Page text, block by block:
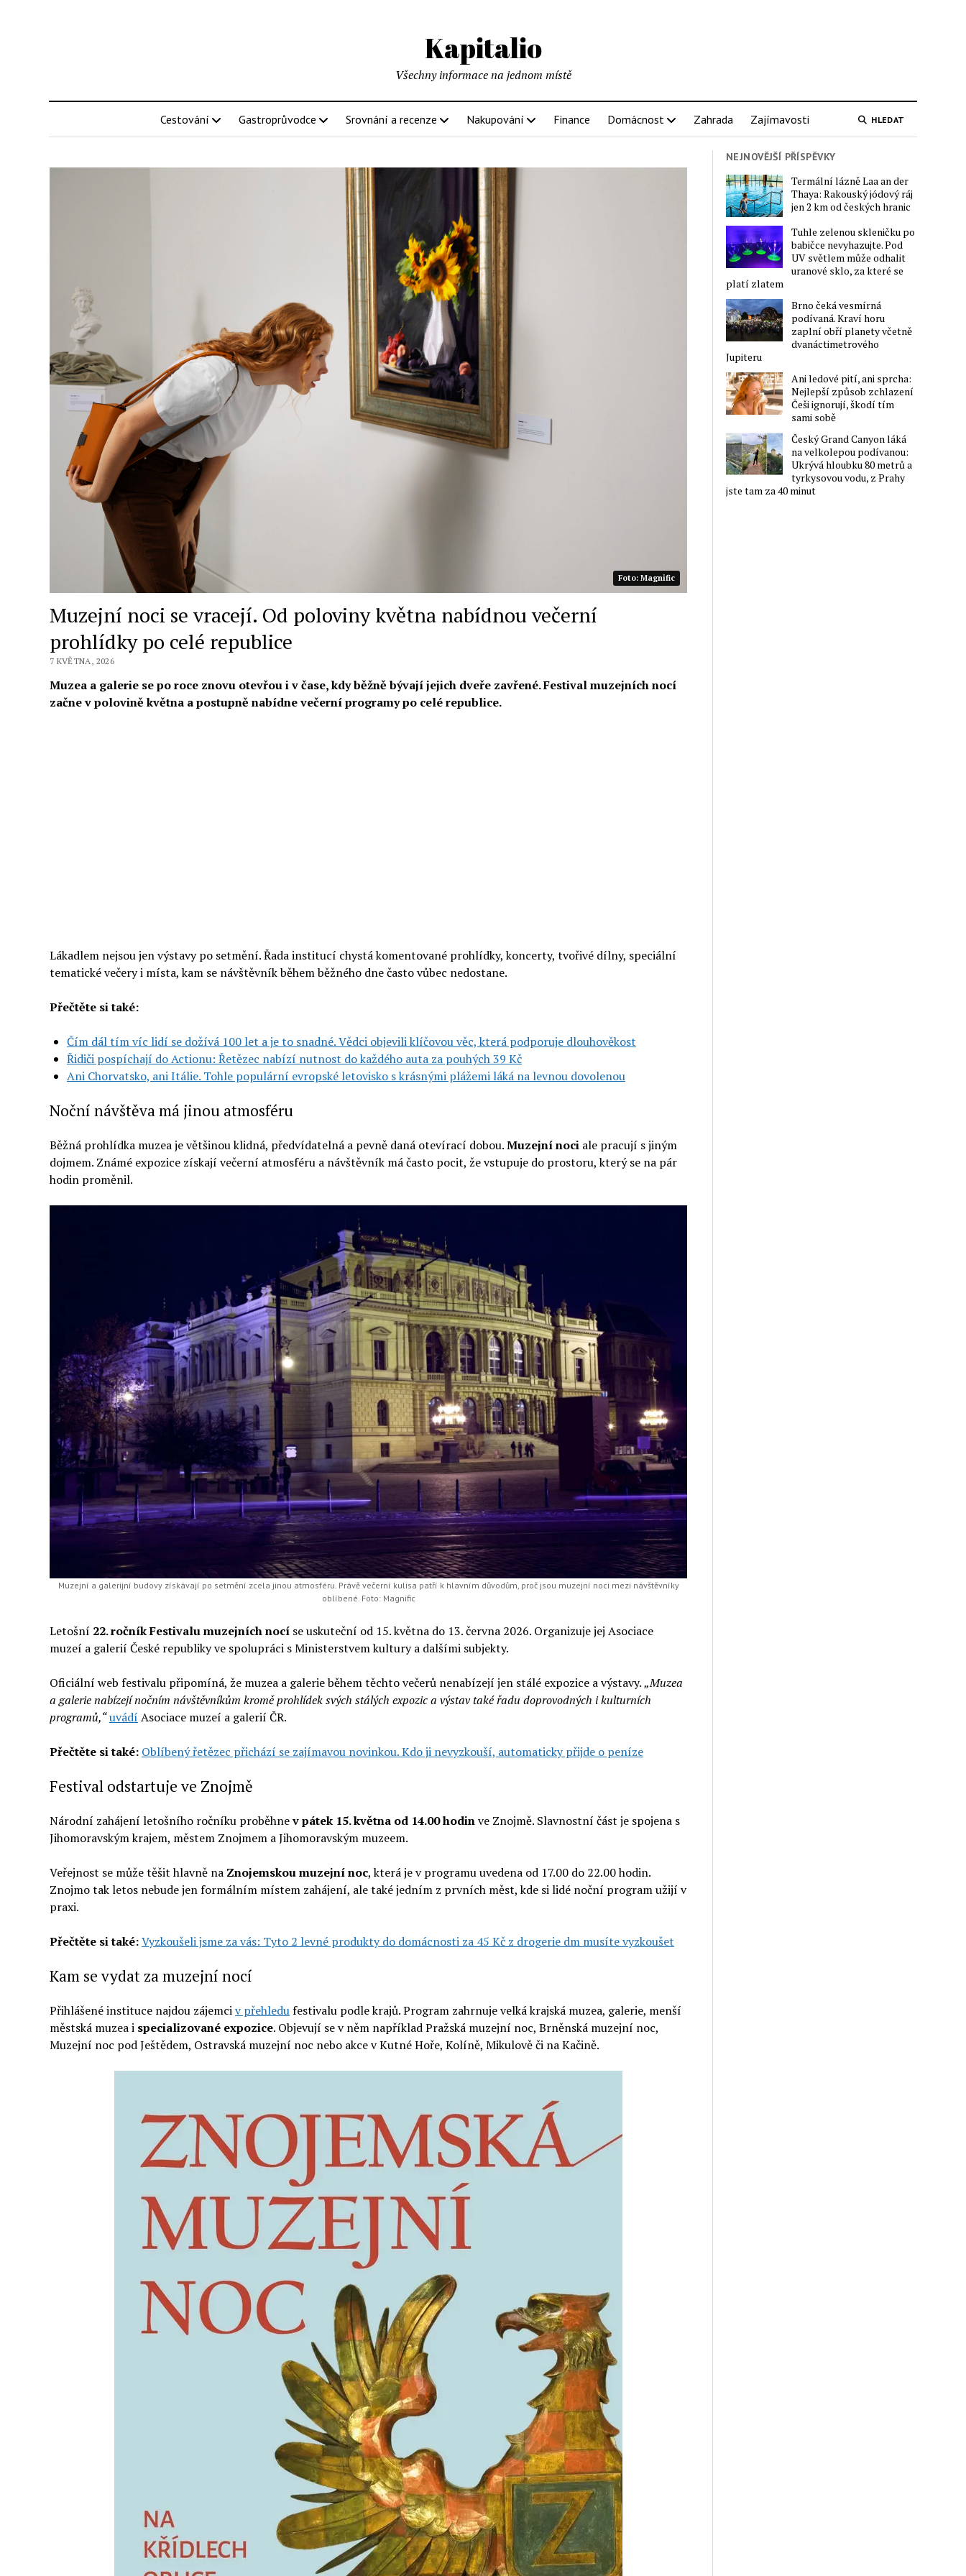
HLEDAT
Kapitalio
Všechny informace na jednom místě
Cestování Gastroprůvodce Srovnání a recenze Nakupování Finance Domácnost Zahrada Zajímavosti
Foto: Magnific
Muzejní noci se vracejí. Od poloviny května nabídnou večerní
prohlídky po celé republice
7 KVĚTNA, 2026
Muzea a galerie se po roce znovu otevřou i v čase, kdy běžně bývají jejich dveře zavřené. Festival muzejních nocí
začne v polovině května a postupně nabídne večerní programy po celé republice.
Lákadlem nejsou jen výstavy po setmění. Řada institucí chystá komentované prohlídky, koncerty, tvořivé dílny, speciální
tematické večery i místa, kam se návštěvník během běžného dne často vůbec nedostane.
Přečtěte si také:
Čím dál tím víc lidí se dožívá 100 let a je to snadné. Vědci objevili klíčovou věc, která podporuje dlouhověkost
Řidiči pospíchají do Actionu: Řetězec nabízí nutnost do každého auta za pouhých 39 Kč
Ani Chorvatsko, ani Itálie. Tohle populární evropské letovisko s krásnými plážemi láká na levnou dovolenou
Noční návštěva má jinou atmosféru
Běžná prohlídka muzea je většinou klidná, předvídatelná a pevně daná otevírací dobou.Muzejní nociale pracují s jiným
dojmem. Známé expozice získají večerní atmosféru a návštěvník má často pocit, že vstupuje do prostoru, který se na pár
hodin proměnil.
Muzejní a galerijní budovy získávají po setmění zcela jinou atmosféru. Právě večerní kulisa patří k hlavním důvodům, proč jsou muzejní noci mezi návštěvníky
oblíbené. Foto: Magnific
Letošní 22. ročník Festivalu muzejních nocíse uskuteční od 15. května do 13. června 2026. Organizuje jej Asociace
muzeí a galerií České republiky ve spolupráci s Ministerstvem kultury a dalšími subjekty.
Oficiální web festivalu připomíná, že muzea a galerie během těchto večerů nenabízejí jen stálé expozice a výstavy.„Muzea
a galerie nabízejí nočním návštěvníkům kromě prohlídek svých stálých expozic a výstav také řadu doprovodných i kulturních
programů,“uvádí Asociace muzeí a galerií ČR.
Přečtěte si také: Oblíbený řetězec přichází se zajímavou novinkou. Kdo ji nevyzkouší, automaticky přijde o peníze
Festival odstartuje ve Znojmě
Národní zahájení letošního ročníku proběhnev pátek 15. května od 14.00 hodinve Znojmě. Slavnostní část je spojena s
Jihomoravským krajem, městem Znojmem a Jihomoravským muzeem.
Veřejnost se může těšit hlavně na Znojemskou muzejní noc, která je v programu uvedena od 17.00 do 22.00 hodin.
Znojmo tak letos nebude jen formálním místem zahájení, ale také jedním z prvních měst, kde si lidé noční program užijí v
praxi.
Přečtěte si také:Vyzkoušeli jsme za vás: Tyto 2 levné produkty do domácnosti za 45 Kč z drogerie dm musíte vyzkoušet
Kam se vydat za muzejní nocí
Přihlášené instituce najdou zájemciv přehledufestivalu podle krajů. Program zahrnuje velká krajská muzea, galerie, menší
městská muzea i specializované expozice. Objevují se v něm například Pražská muzejní noc, Brněnská muzejní noc,
Muzejní noc pod Ještědem, Ostravská muzejní noc nebo akce v Kutné Hoře, Kolíně, Mikulově či na Kačině.
NEJNOVĚJŠÍ PŘÍSPĚVKY
Termální lázně Laa an der
Thaya: Rakouský jódový ráj
jen 2 km od českých hranic
Tuhle zelenou skleničku po
babičce nevyhazujte. Pod
UV světlem může odhalit
uranové sklo, za které se
platí zlatem
Brno čeká vesmírná
podívaná. Kraví horu
zaplní obří planety včetně
dvanáctimetrového
Jupiteru
Ani ledové pití, ani sprcha:
Nejlepší způsob zchlazení
Češi ignorují, škodí tím
sami sobě
Český Grand Canyon láká
na velkolepou podívanou:
Ukrývá hloubku 80 metrů a
tyrkysovou vodu, z Prahy
jste tam za 40 minut